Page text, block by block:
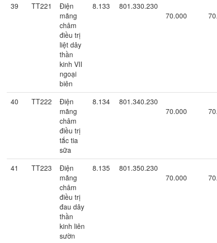
39 TT221
Điện
mãng
châm
điều trị
liệt dây
thần
kinh VII
ngoại
biên
8.133
801.330.230
70.000
40 TT222
Điện
mãng
châm
điều trị
tắc tia
sữa
8.134
801.340.230
70.000
41 TT223
Điện
mãng
châm
điều trị
đau dây
thần
kinh liên
sườn
8.135
801.350.230
70.000